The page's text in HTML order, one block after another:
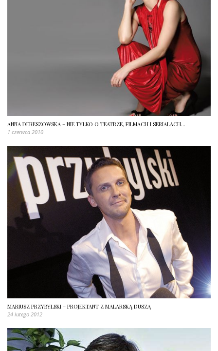
ANNA DERESZOWSKA – NIE TYLKO O TEATRZE, FILMACH I SERIALACH…
1 czerwca 2010
MARIUSZ PRZYBYLSKI – PROJEKTANT Z MALARSKĄ DUSZĄ
24 lutego 2012